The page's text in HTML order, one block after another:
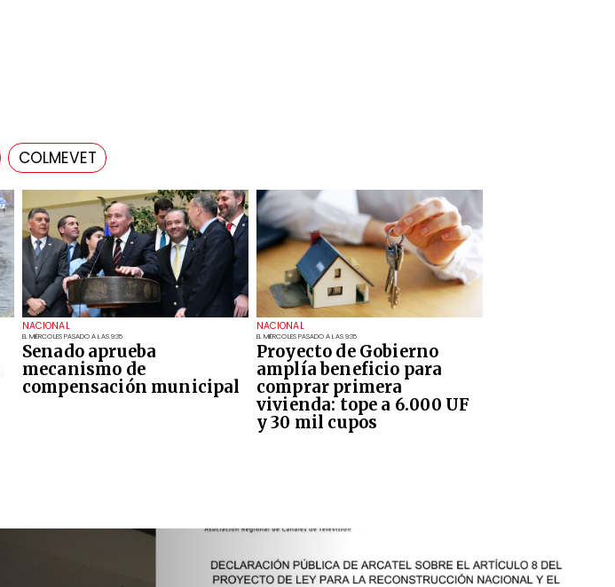
NACIONAL
EL MIÉRCOLES PASADO A LAS 9:35
Senado aprueba
mecanismo de
compensación municipal
NACIONAL
EL MIÉRCOLES PASADO A LAS 9:35
Proyecto de Gobierno
amplía beneficio para
comprar primera
vivienda: tope a 6.000 UF
y 30 mil cupos
COLMEVET